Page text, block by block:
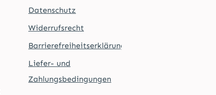
Datenschutz
Widerrufsrecht
Barrierefreiheitserklärung
Liefer- und
Zahlungsbedingungen